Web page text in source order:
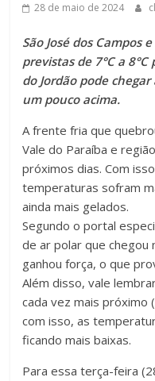
28 de maio de 2024
São José dos Campos
previstas de 7°C a
do Jordão pode
um pouco acima.
A frente fria que
Vale do Paraíba e
próximos dias. Com
temperaturas sofram
ainda mais gelados.
Segundo o portal
de ar polar que chegou
ganhou força, o que
Além disso, vale
cada vez mais próximo
com isso, as
ficando mais baixas.
Para essa terça-feira